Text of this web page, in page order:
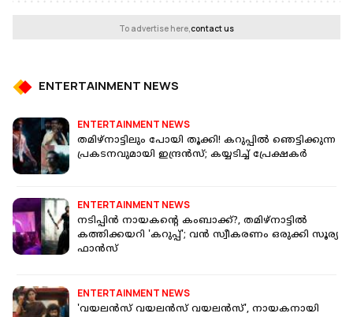
To advertise here,contact us
ENTERTAINMENT NEWS
ENTERTAINMENT NEWS
തമിഴ്നാട്ടിലും പോയി തൂക്കി! കറുപ്പിൽ ഞെട്ടിക്കുന്ന
പ്രകടനവുമായി ഇന്ദ്രൻസ്; കയ്യടിച്ച് പ്രേക്ഷകർ
ENTERTAINMENT NEWS
നടിപ്പിൻ നായകന്റെ കംബാക്ക്?, തമിഴ്നാട്ടിൽ
കത്തിക്കയറി 'കറുപ്പ്'; വൻ സ്വീകരണം ഒരുക്കി സൂര്യ
ഫാൻസ്‌
ENTERTAINMENT NEWS
'വയലൻസ് വയലൻസ് വയലൻസ്', നായകനായി